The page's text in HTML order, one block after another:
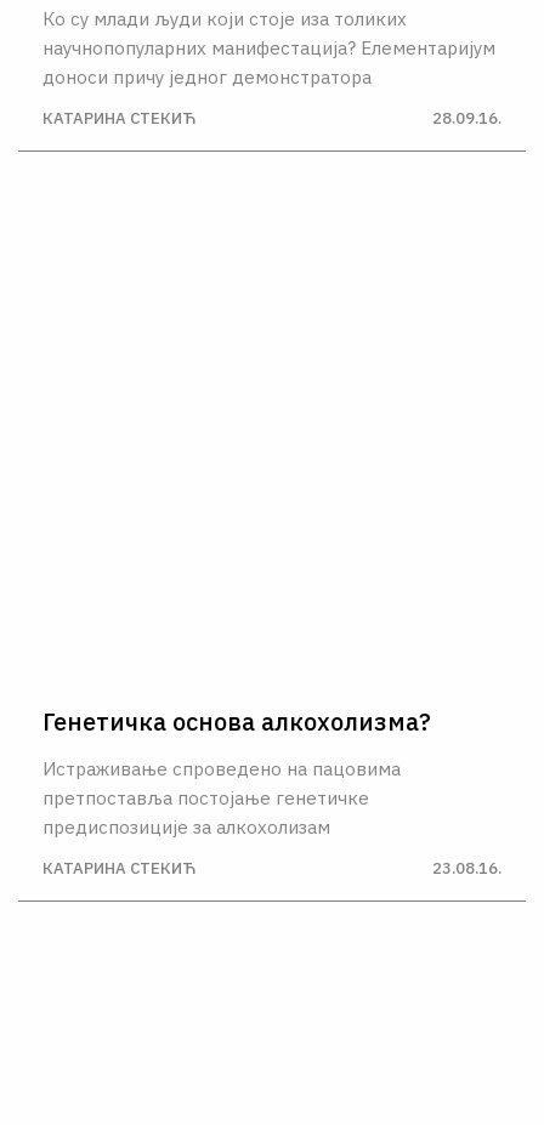
Ко су млади људи који стоје иза толиких
научнопопуларних манифестација? Елементаријум
доноси причу једног демонстратора
КАТАРИНА СТЕКИЋ 28.09.16.
Генетичкa основа алкохолизма?
Истраживање спроведено на пацовима
претпоставља постојање генетичке
предиспозиције за алкохолизам
КАТАРИНА СТЕКИЋ 23.08.16.